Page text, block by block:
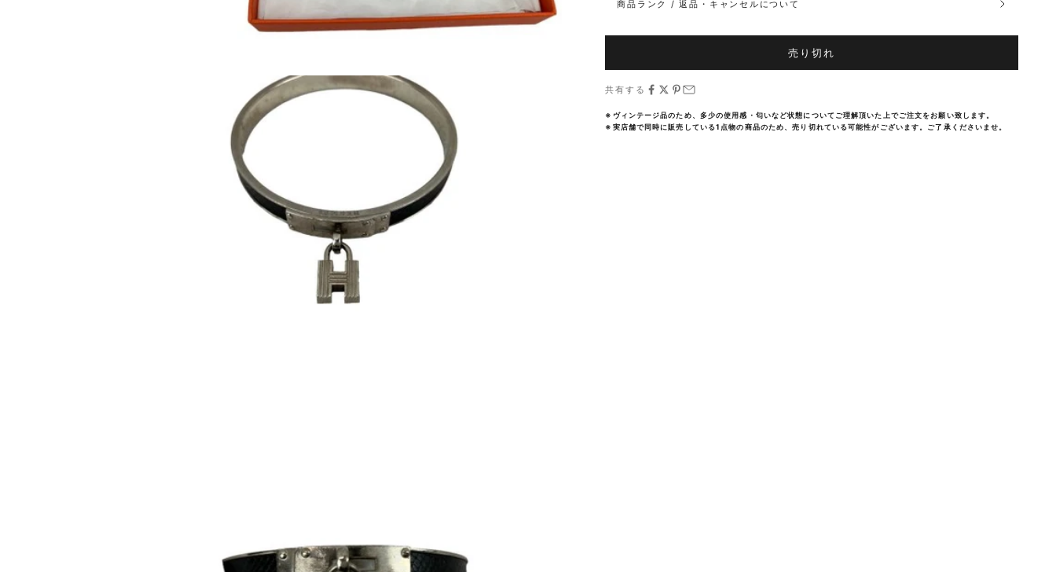
商品ランク / 返品・キャンセルについて
売り切れ
共有する
※ヴィンテージ品のため、多少の使用感・匂いなど状態についてご理解頂いた上でご注文をお願い致します。
※実店舗で同時に販売している1点物の商品のため、売り切れている可能性がございます。ご了承くださいませ。